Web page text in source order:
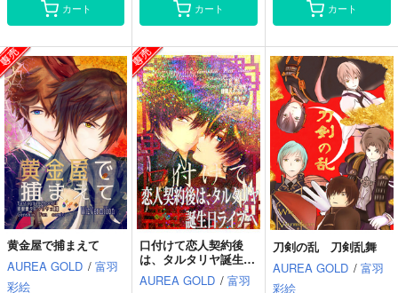
カート カート カート
黄金屋で捕まえて
AUREA GOLD / 富羽
彩絵
口付けて恋人契約後
は、タルタリヤ誕生日
ライブへ 鍾タル本１
AUREA GOLD / 富羽
刀剣の乱 刀剣乱舞
AUREA GOLD / 富羽
彩絵